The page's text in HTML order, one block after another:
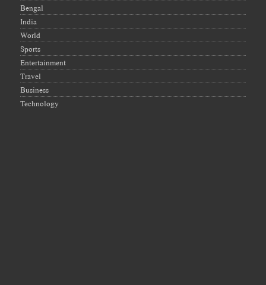
Bengal
India
World
Sports
Entertainment
Travel
Business
Technology